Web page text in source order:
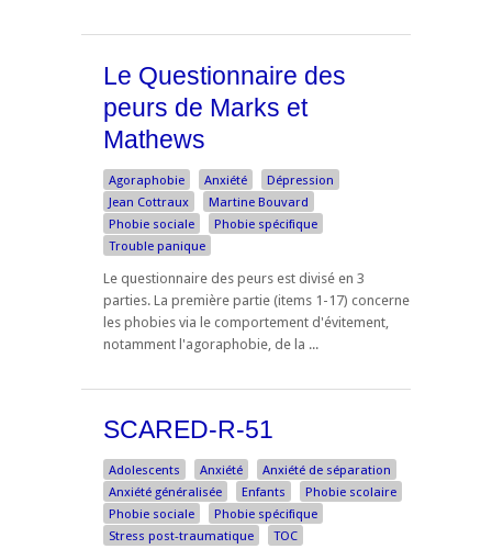
Le Questionnaire des
peurs de Marks et
Mathews
Agoraphobie Anxiété
Dépression
Jean Cottraux
Martine Bouvard
Phobie sociale
Phobie spécifique
Trouble panique
Le questionnaire des peurs est divisé en 3
parties. La première partie (items 1-17) concerne
les phobies via le comportement d'évitement,
notamment l'agoraphobie, de la ...
SCARED-R-51
Adolescents Anxiété
Anxiété de séparation
Anxiété généralisée
Enfants
Phobie scolaire
Phobie sociale
Phobie spécifique
Stress post-traumatique
TOC